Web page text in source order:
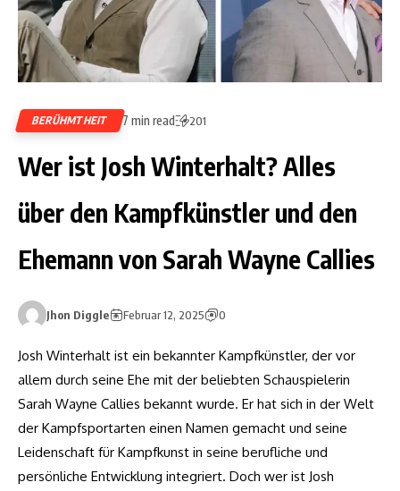
BERÜHMTHEIT 7 min read 201
Wer ist Josh Winterhalt? Alles
über den Kampfkünstler und den
Ehemann von Sarah Wayne Callies
Jhon Diggle Februar 12, 2025 0
Josh Winterhalt ist ein bekannter Kampfkünstler, der vor
allem durch seine Ehe mit der beliebten Schauspielerin
Sarah Wayne Callies bekannt wurde. Er hat sich in der Welt
der Kampfsportarten einen Namen gemacht und seine
Leidenschaft für Kampfkunst in seine berufliche und
persönliche Entwicklung integriert. Doch wer ist Josh